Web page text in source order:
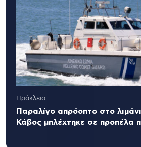
Ηράκλειο
Παραλίγο απρόοπτο στο
Κάβος μπλέχτηκε σε προπέλα